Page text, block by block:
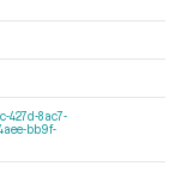
427d-8ac7-
bb9f-